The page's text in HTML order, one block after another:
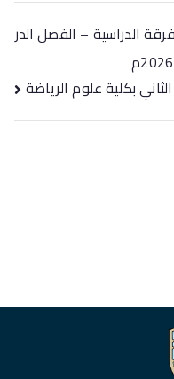
الدراسية – الفصل الدر
بكلية علوم الرياضة